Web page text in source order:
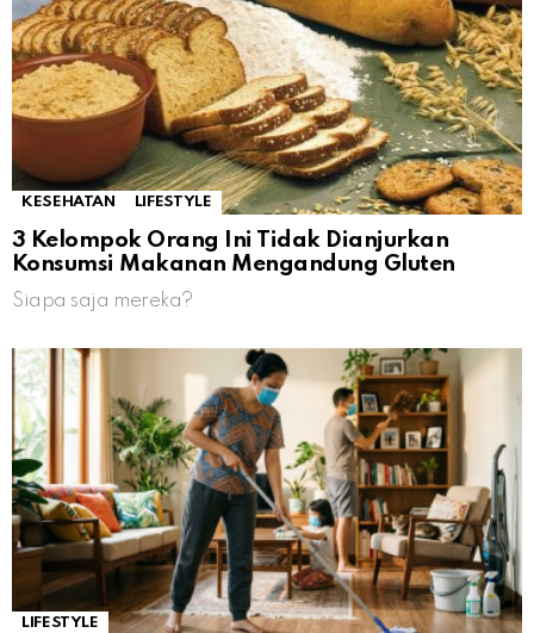
KESEHATAN LIFESTYLE
3 Kelompok Orang Ini Tidak Dianjurkan
Konsumsi Makanan Mengandung Gluten
Siapa saja mereka?
LIFESTYLE